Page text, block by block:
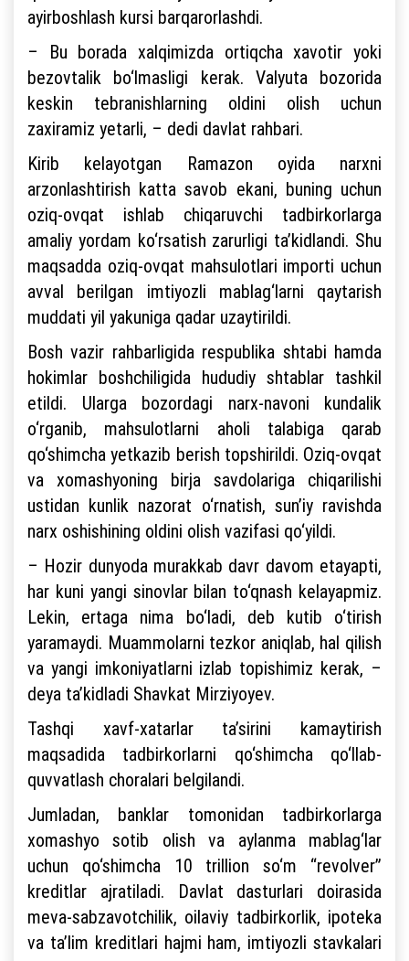
ayirboshlash kursi barqarorlashdi.
– Bu borada xalqimizda ortiqcha xavotir yoki
bezovtalik bo‘lmasligi kerak. Valyuta bozorida
keskin tebranishlarning oldini olish uchun
zaxiramiz yetarli, – dedi davlat rahbari.
Kirib kelayotgan Ramazon oyida narxni
arzonlashtirish katta savob ekani, buning uchun
oziq-ovqat ishlab chiqaruvchi tadbirkorlarga
amaliy yordam ko‘rsatish zarurligi ta’kidlandi. Shu
maqsadda oziq-ovqat mahsulotlari importi uchun
avval berilgan imtiyozli mablag‘larni qaytarish
muddati yil yakuniga qadar uzaytirildi.
Bosh vazir rahbarligida respublika shtabi hamda
hokimlar boshchiligida hududiy shtablar tashkil
etildi. Ularga bozordagi narx-navoni kundalik
o‘rganib, mahsulotlarni aholi talabiga qarab
qo‘shimcha yetkazib berish topshirildi. Oziq-ovqat
va xomashyoning birja savdolariga chiqarilishi
ustidan kunlik nazorat o‘rnatish, sun’iy ravishda
narx oshishining oldini olish vazifasi qo‘yildi.
– Hozir dunyoda murakkab davr davom etayapti,
har kuni yangi sinovlar bilan to‘qnash kelayapmiz.
Lekin, ertaga nima bo‘ladi, deb kutib o‘tirish
yaramaydi. Muammolarni tezkor aniqlab, hal qilish
va yangi imkoniyatlarni izlab topishimiz kerak, –
deya ta’kidladi Shavkat Mirziyoyev.
Tashqi xavf-xatarlar ta’sirini kamaytirish
maqsadida tadbirkorlarni qo‘shimcha qo‘llab-
quvvatlash choralari belgilandi.
Jumladan, banklar tomonidan tadbirkorlarga
xomashyo sotib olish va aylanma mablag‘lar
uchun qo‘shimcha 10 trillion so‘m “revolver”
kreditlar ajratiladi. Davlat dasturlari doirasida
meva-sabzavotchilik, oilaviy tadbirkorlik, ipoteka
va ta’lim kreditlari hajmi ham, imtiyozli stavkalari